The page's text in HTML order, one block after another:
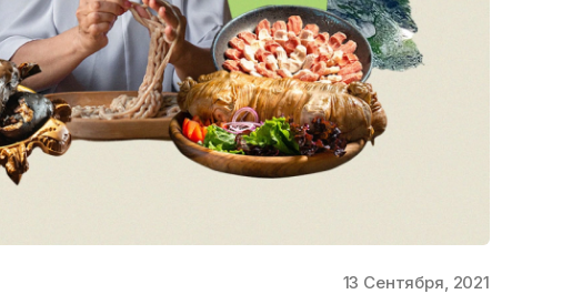
13 Сентября, 2021